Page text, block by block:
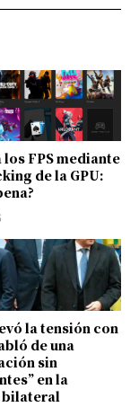
los FPS mediante
de la GPU:
la tensión con
de una
sin
en la